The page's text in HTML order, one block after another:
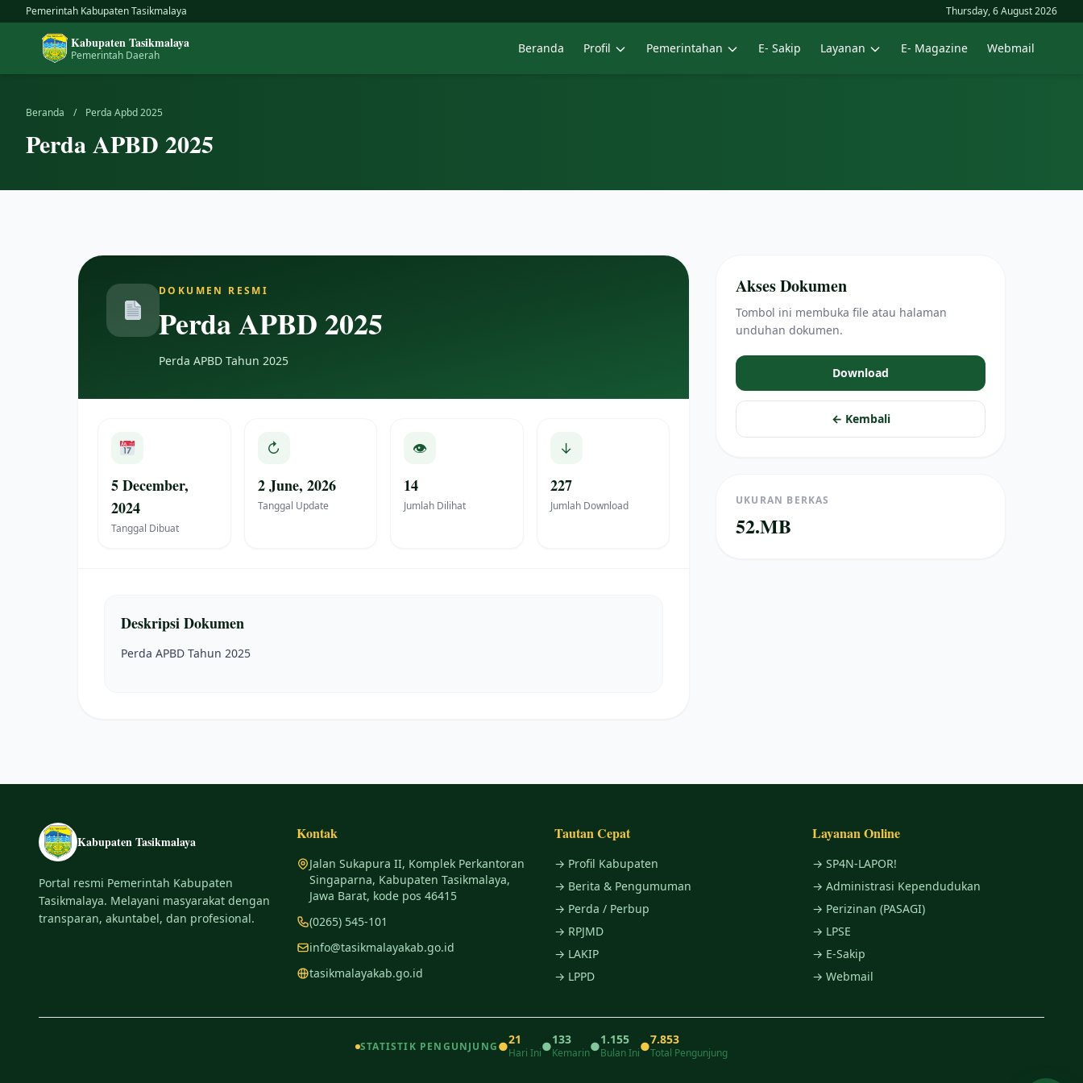
content
Pemerintah Kabupaten Tasikmalaya Thursday, 6 August 2026
Kabupaten Tasikmalaya
Pemerintah Daerah Beranda Profil Pemerintahan E- Sakip Layanan E- Magazine Webmail
Beranda / Perda Apbd 2025
Perda APBD 2025
DOKUMEN RESMI
Perda APBD 2025
Perda APBD Tahun 2025
5 December,
2024
Tanggal Dibuat
↻
2 June, 2026
Tanggal Update
👁
14
Jumlah Dilihat
↓
227
Jumlah Download
Deskripsi Dokumen
Perda APBD Tahun 2025
Akses Dokumen
Tombol ini membuka file atau halaman
unduhan dokumen.
Download
← Kembali
UKURAN BERKAS
52.MB
Kabupaten Tasikmalaya
Portal resmi Pemerintah Kabupaten
Tasikmalaya. Melayani masyarakat dengan
transparan, akuntabel, dan profesional.
Kontak
Jalan Sukapura II, Komplek Perkantoran
Singaparna, Kabupaten Tasikmalaya,
Jawa Barat, kode pos 46415
(0265) 545-101
info@tasikmalayakab.go.id
tasikmalayakab.go.id
Tautan Cepat
→ Profil Kabupaten
→ Berita & Pengumuman
→ Perda / Perbup
→ RPJMD
→ LAKIP
→ LPPD
Layanan Online
→ SP4N-LAPOR!
→ Administrasi Kependudukan
→ Perizinan (PASAGI)
→ LPSE
→ E-Sakip
→ Webmail
STATISTIK PENGUNJUNG●21
Hari Ini●133
Kemarin●1.155
Bulan Ini●7.853
Total Pengunjung